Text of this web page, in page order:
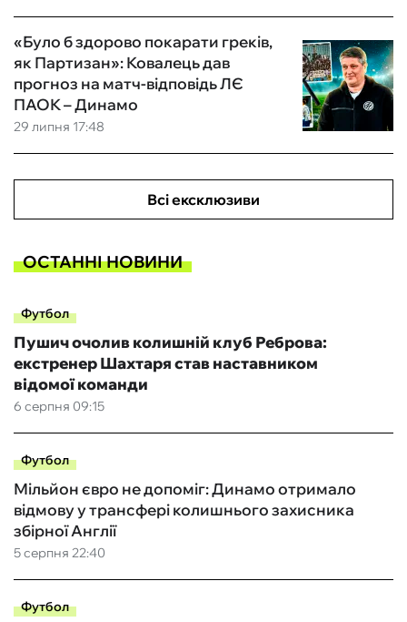
29 липня 17:48
«Було б здорово покарати греків,
як Партизан»: Ковалець дав
прогноз на матч-відповідь ЛЄ
ПАОК – Динамо
Всі ексклюзиви
ОСТАННІ НОВИНИ
Футбол
6 серпня 09:15
Пушич очолив колишній клуб Реброва:
екстренер Шахтаря став наставником
відомої команди
Футбол
5 серпня 22:40
Мільйон євро не допоміг: Динамо отримало
відмову у трансфері колишнього захисника
збірної Англії
Футбол